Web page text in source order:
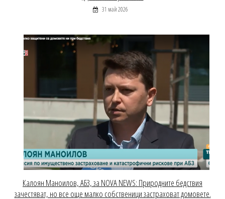
31 май 2026
Калоян Маноилов, АБЗ, за NOVA NEWS: Природните бедствия
зачестяват, но все още малко собственици застраховат домовете.